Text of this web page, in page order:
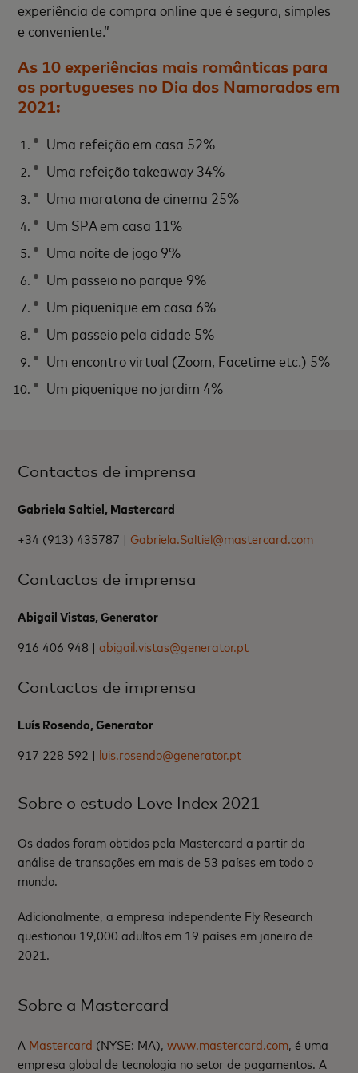
experiência de compra online que é segura, simples
e conveniente.”
As 10 experiências mais românticas para
os portugueses no Dia dos Namorados em
2021:
Uma refeição em casa 52%
Uma refeição takeaway 34%
Uma maratona de cinema 25%
Um SPA em casa 11%
Uma noite de jogo 9%
Um passeio no parque 9%
Um piquenique em casa 6%
Um passeio pela cidade 5%
Um encontro virtual (Zoom, Facetime etc.) 5%
Um piquenique no jardim 4%
Contactos de imprensa
Gabriela Saltiel, Mastercard
+34 (913) 435787 | Gabriela.Saltiel@mastercard.com
Contactos de imprensa
Abigail Vistas, Generator
916 406 948 |abigail.vistas@generator.pt
Contactos de imprensa
Luís Rosendo, Generator
917 228 592 | luis.rosendo@generator.pt
Sobre o estudo Love Index 2021
Os dados foram obtidos pela Mastercard a partir da
análise de transações em mais de 53 países em todo o
mundo.
Adicionalmente, a empresa independente Fly Research
questionou 19,000 adultos em 19 países em janeiro de
2021.
Sobre a Mastercard
A Mastercard (NYSE: MA),www.mastercard.com, é uma
empresa global de tecnologia no setor de pagamentos. A